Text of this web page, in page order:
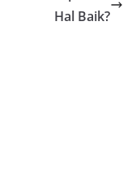
Hal Baik?